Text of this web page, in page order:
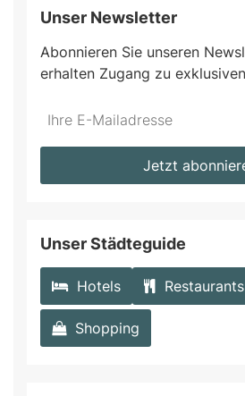
Unser Newsletter
Abonnieren Sie unseren
erhalten Zugang zu
Do
*Ihre
Jetzt
Unser Städteguide
Hotels Restaurants
Shopping